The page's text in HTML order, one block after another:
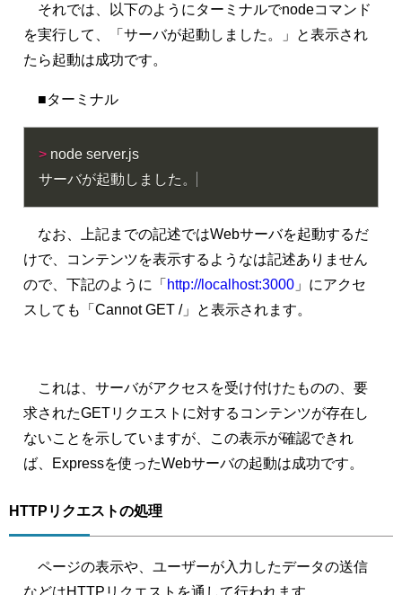
それでは、以下のようにターミナルでnodeコマンド
を実行して、「サーバが起動しました。」と表示され
たら起動は成功です。
■ターミナル
> node server.js
サーバが起動しました。
なお、上記までの記述ではWebサーバを起動するだ
けで、コンテンツを表示するようなは記述ありません
ので、下記のように「 http://localhost:3000 」にアクセ
スしても「Cannot GET /」と表示されます。
これは、サーバがアクセスを受け付けたものの、要
求されたGETリクエストに対するコンテンツが存在し
ないことを示していますが、この表示が確認できれ
ば、Expressを使ったWebサーバの起動は成功です。
HTTPリクエストの処理
ページの表示や、ユーザーが入力したデータの送信
などはHTTPリクエストを通して行われます。